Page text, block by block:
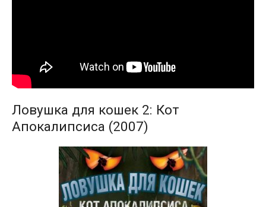
Ловушка для кошек 2: Кот
Апокалипсиса (2007)